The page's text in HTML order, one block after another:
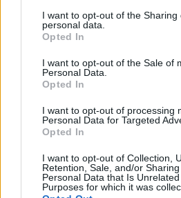
I want to opt-out of the Sharing
personal data.
Opted In
I want to opt-out of the Sale of
Personal Data.
Opted In
I want to opt-out of processing
Personal Data for Targeted
Opted In
I want to opt-out of Collection,
Retention, Sale, and/or
Personal Data that Is
Purposes for which it was
Savaitės vidurys nusimato
32 laipsnių šilumos
Žinios | Orai
Nufilmavo, kaip patvino Vilniaus
vaizdas pribloškia